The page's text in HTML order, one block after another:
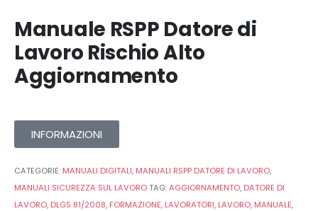
Manuale RSPP Datore di
Lavoro Rischio Alto
Aggiornamento
INFORMAZIONI
CATEGORIE: MANUALI DIGITALI, MANUALI RSPP DATORE DI LAVORO,
MANUALI SICUREZZA SUL LAVOROTAG:AGGIORNAMENTO, DATORE DI
LAVORO, DLGS 81/2008, FORMAZIONE, LAVORATORI, LAVORO, MANUALE,